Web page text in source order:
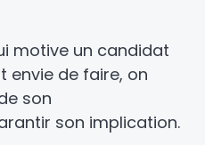
motive un candidat
envie de faire, on
son
son implication.